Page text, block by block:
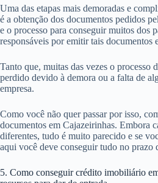
Uma das etapas mais demoradas e
é a obtenção dos documentos pedidos
e o processo para conseguir muitos dos
responsáveis por emitir tais documentos
Tanto que, muitas das vezes o processo
perdido devido à demora ou a falta de
empresa.
Como você não quer passar por isso,
documentos em Cajazeirinhas. Embora
diferentes, tudo é muito parecido e se
aqui você deve conseguir tudo no prazo
5. Como conseguir crédito imobiliário